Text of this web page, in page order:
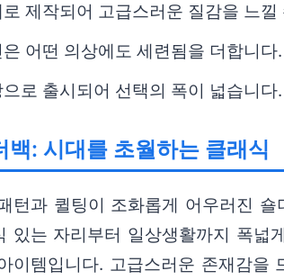
제작되어 고급스러운 질감을 느낄
어떤 의상에도 세련됨을 더합니다.
로 출시되어 선택의 폭이 넓습니다.
백: 시대를 초월하는 클래식
턴과 퀼팅이 조화롭게 어우러진
있는 자리부터 일상생활까지 폭넓
이템입니다. 고급스러운 존재감을